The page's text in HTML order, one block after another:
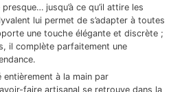
presque… jusqu’à ce qu’il attire les
lui permet de s’adapter à toutes
une touche élégante et discrète ;
il complète parfaitement une
à la main par
faire artisanal se retrouve dans la